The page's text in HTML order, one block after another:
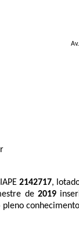
2142717,
de 2019